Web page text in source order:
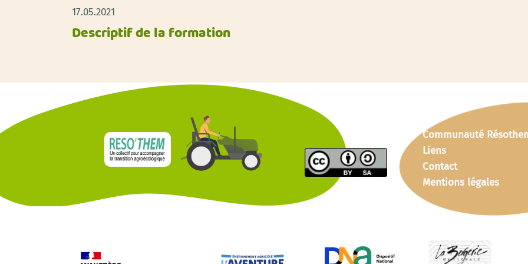
17.05.2021
Descriptif de la formation
Communauté
Liens
Contact
Mentions légales